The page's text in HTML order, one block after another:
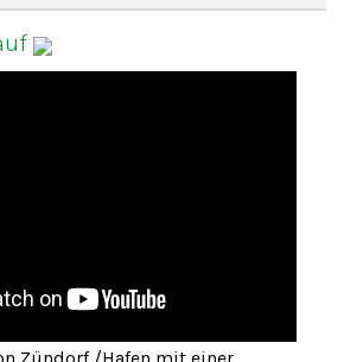
Zündorf /Hafen mit einer